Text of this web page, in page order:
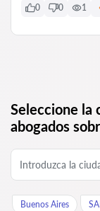
0 0 1
Seleccione la
abogados
Buenos Aires